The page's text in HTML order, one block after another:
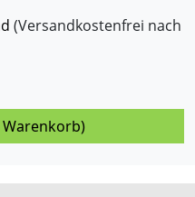
(Versandkostenfrei nach